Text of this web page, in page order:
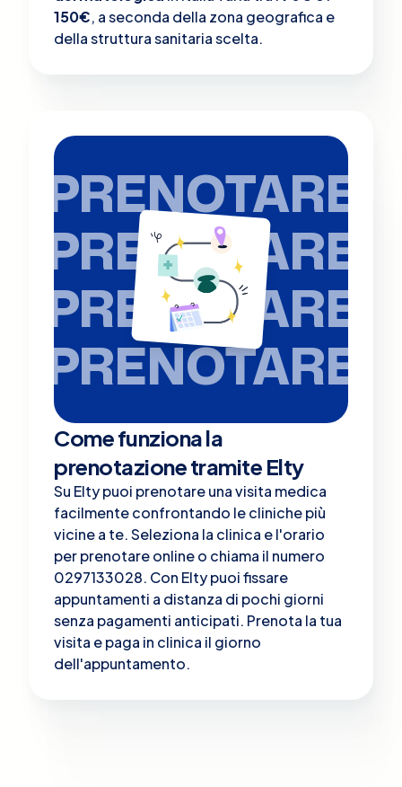
150€, a seconda della zona geografica e
della struttura sanitaria scelta.
PRENOTARE
PRENOTARE
PRENOTARE
PRENOTARE
Come funziona la
prenotazione tramite Elty
Su Elty puoi prenotare una visita medica
facilmente confrontando le cliniche più
vicine a te. Seleziona la clinica e l'orario
per prenotare online o chiama il numero
0297133028. Con Elty puoi fissare
appuntamenti a distanza di pochi giorni
senza pagamenti anticipati. Prenota la tua
visita e paga in clinica il giorno
dell'appuntamento.